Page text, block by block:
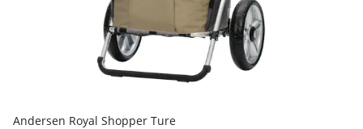
Andersen Royal Shopper Ture